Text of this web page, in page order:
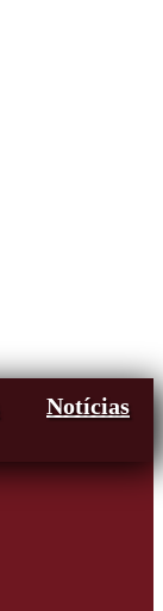
Notícias